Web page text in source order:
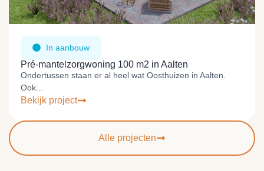
In aanbouw
Pré-mantelzorgwoning 100 m2 in Aalten
Ondertussen staan er al heel wat Oosthuizen in Aalten.
Ook...
Bekijk project
Alle projecten